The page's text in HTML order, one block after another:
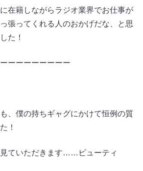
在籍しながらラジオ業界でお仕事が
張ってくれる人のおかげだな、と思
た！
ーーーーーーーー
、僕の持ちギャグにかけて恒例の質
！
ていただきます……ビューティ